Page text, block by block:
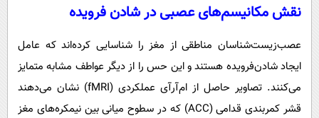
نقش مکانیسم‌های عصبی در شادن فرویده
عصب‌زیست‌شناسان مناطقی از مغز را شناسایی کرده‌اند که عامل
ایجاد شادن‌فرویده هستند و این حس را از دیگر عواطف مشابه متمایز
می‌کنند. تصاویر حاصل از ام‌آرآی عملکردی (fMRI) نشان می‌دهند
قشر کمربندی قدامی (ACC) که در سطوح میانی بین نیمکره‌های مغز